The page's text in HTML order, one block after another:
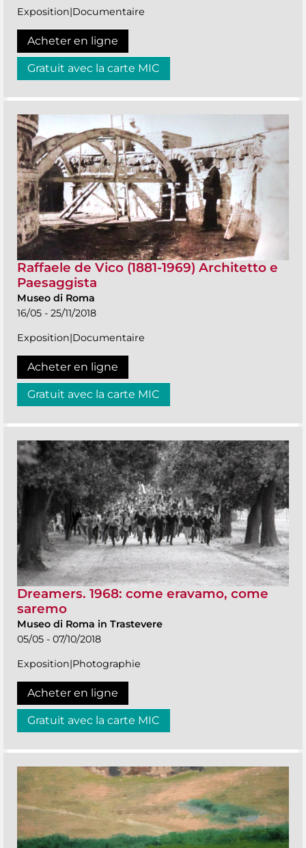
Exposition|Documentaire
Acheter en ligne
Gratuit avec la carte MIC
Raffaele de Vico (1881-1969) Architetto e
Paesaggista
Museo di Roma
16/05 - 25/11/2018
Exposition|Documentaire
Acheter en ligne
Gratuit avec la carte MIC
Dreamers. 1968: come eravamo, come
saremo
Museo di Roma in Trastevere
05/05 - 07/10/2018
Exposition|Photographie
Acheter en ligne
Gratuit avec la carte MIC